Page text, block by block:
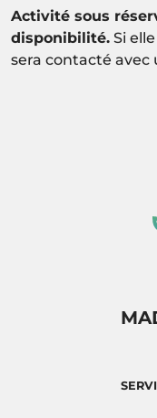
Activité sous
disponibilité. Si
sera contacté